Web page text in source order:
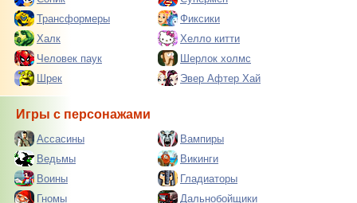
Трансформеры
Фиксики
Халк
Хелло китти
Человек паук
Шерлок холмс
Шрек
Эвер Афтер Хай
Игры с персонажами
Ассасины
Вампиры
Ведьмы
Викинги
Воины
Гладиаторы
Гномы
Дальнобойщики